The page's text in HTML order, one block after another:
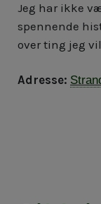
Jeg har ikke
spennende
over ting jeg
Adresse: